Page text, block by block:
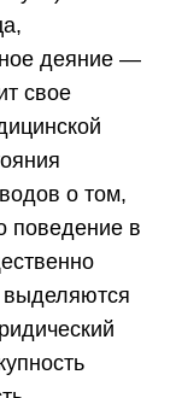
деяние —
свое
о том,
поведение в
выделяются